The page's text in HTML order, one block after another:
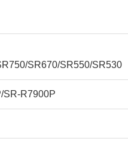
SR670/SR550/SR530
SR-R7900P